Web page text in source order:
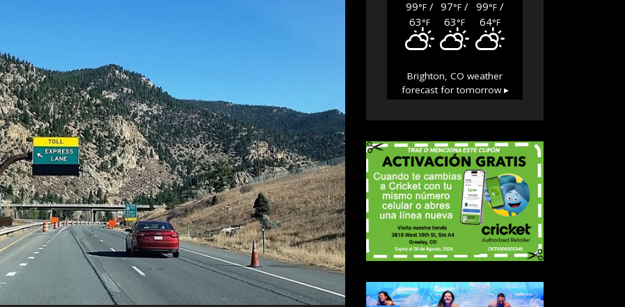
99°F /
63°F
97°F /
63°F
99°F/
64°F
Brighton, CO weather
forecast for tomorrow ▸